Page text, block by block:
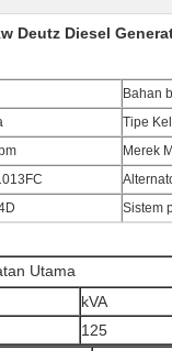
Deutz Diesel
Bahan
Tipe
Merek
Sistem
Utama
kVA
125